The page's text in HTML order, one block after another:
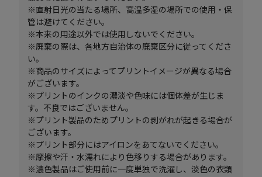
※直射日光の当たる場所、高温多湿の場所での使用・保
管は避けてください。
※本来の用途以外では使用しないでください。
※廃棄の際は、各地方自治体の廃棄区分に従ってくださ
い。
※商品のサイズによってプリントイメージが異なる場合
がございます。
※プリントのインクの濃淡や色味には個体差が生じま
す。不良ではございません。
※プリント製品のためプリントの剥がれが起きる場合が
ございます。
※プリント部分にはアイロンをあてないでください。
※摩擦や汗・水濡れにより色移りする場合があります。
※濃色製品はご使用前に一度単独で洗濯し、淡色の衣類